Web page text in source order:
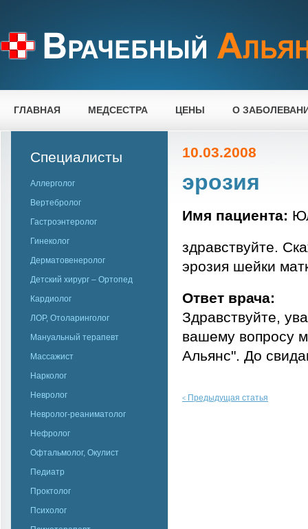
ГЛАВНАЯ МЕДСЕСТРА ЦЕНЫ О
Специалисты
Аллерголог
Вертебролог
Гастроэнтеролог
Гинеколог
Дерматовенеролог
Детский хирург – Ортопед
Кардиолог
ЛОР, Отоларинголог
Мануальный терапевт
Массажист
Нарколог
Невролог
Невролог-реаниматолог
Нефролог
Офтальмолог, Окулист
Педиатр
Проктолог
Психолог
10.03.2008
эрозия
Имя пациента:
здравствуйте.
эрозия шейки
Ответ врача:
Здравствуйте,
вашему вопросу
Альянс". До
< Предыдущая статья